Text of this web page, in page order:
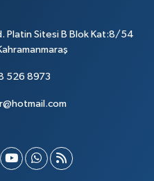
Platin Sitesi B Blok Kat:8/54
526 8973